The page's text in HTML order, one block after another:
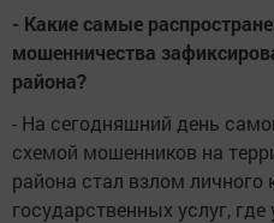
- Какие самые
мошенничества
района?
- На сегодняшний день
схемой мошенников на
района стал взлом личного
государственных услуг,